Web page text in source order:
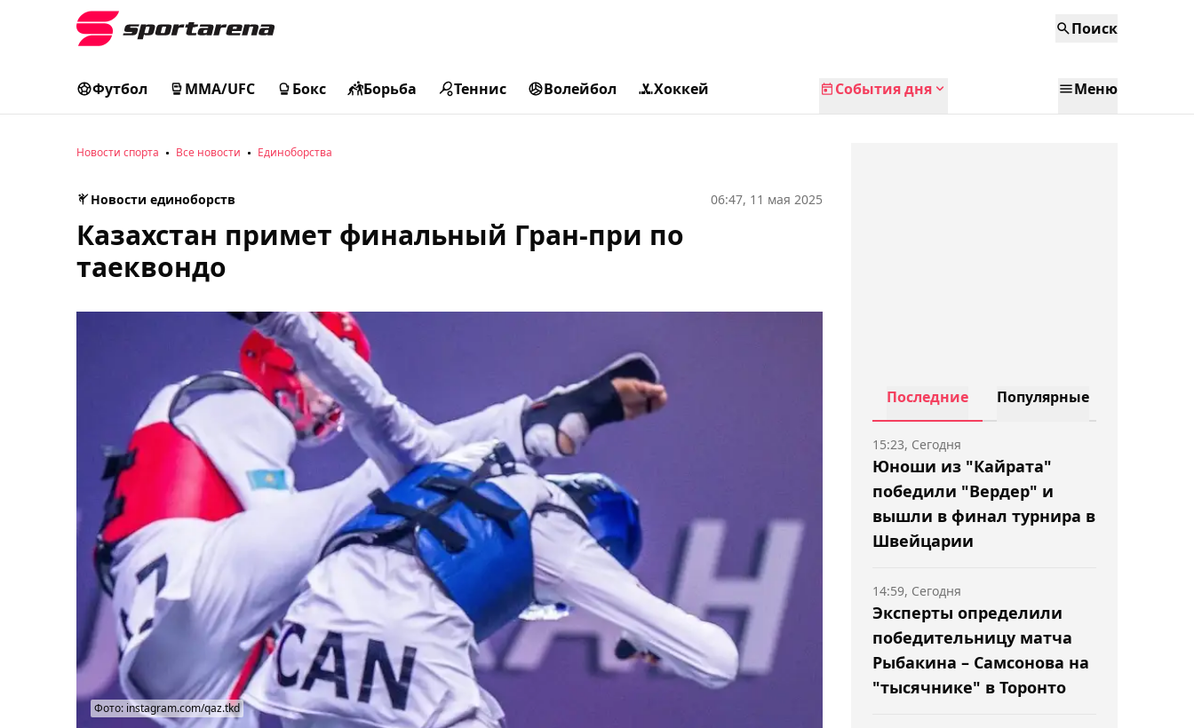
Поиск
Футбол MMA/UFC Бокс Борьба Теннис Волейбол Хоккей События дня Меню
Новости спорта Все новости Единоборства
Новости единоборств 06:47, 11 мая 2025
Казахстан примет финальный Гран-при по
таеквондо
Фото: instagram.com/qaz.tkd
Последние Популярные
Юноши из "Кайрата"
победили "Вердер" и
вышли в финал турнира в
Швейцарии
15:23, Сегодня
Эксперты определили
победительницу матча
Рыбакина – Самсонова на
"тысячнике" в Торонто
14:59, Сегодня